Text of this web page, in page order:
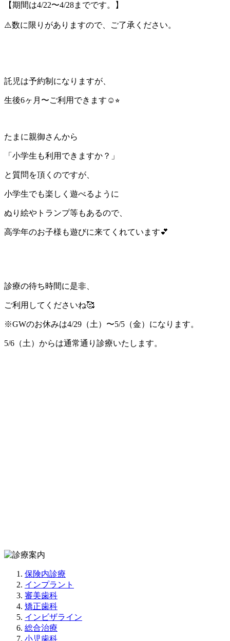
【期間は4/22〜4/28までです。】
⚠️数に限りがありますので、ご了承ください。
託児は予約制になりますが、
生後6ヶ月〜ご利用できます☺︎⭐︎
たまに親御さんから
「小学生も利用できますか？」
と質問を頂くのですが、
小学生でも楽しく遊べるように
ぬり絵やトランプ等もあるので、
高学年のお子様も遊びに来てくれています💕
診療の待ち時間に是非、
ご利用してくださいね🥰
※GWのお休みは4/29（土）〜5/5（金）になります。
5/6（土）からは通常通り診療いたします。
保険内診療
インプラント
審美歯科
矯正歯科
インビザライン
総合治療
小児歯科